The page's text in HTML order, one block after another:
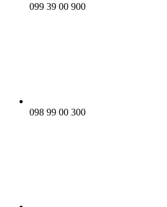
099 39 00 900
098 99 00 300